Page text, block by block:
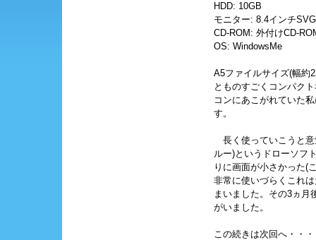
HDD: 10GB
モニター: 8.4インチ
CD-ROM: 外付けCD-
OS: WindowsMe
A5ファイルサイズ(幅約
とものすごくコンパク
コンにあこがれていた
す。
長く使っていこうと意
ルー)というドローソフ
りに画面が小さかった(
非常に使いづらくこれ
まいました。その3ヵ月
がいました。
この続きは次回へ・・・